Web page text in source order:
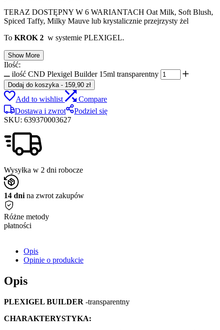
TERAZ DOSTĘPNY W 6 WARIANTACH Oat Milk, Soft Blush,
Spiced Taffy, Milky Mauve lub krystalicznie przejrzysty żel
To KROK 2 w systemie PLEXIGEL.
Show More
Ilość:
ilość CND Plexigel Builder 15ml transparentny
Dodaj do koszyka - 159,90 zł
Add to wishlist
Compare
Dostawa i zwrot
Podziel się
SKU: 639370003627
Wysyłka w 2 dni robocze
14 dni na zwrot zakupów
Różne metody
płatności
Opis
Opinie o produkcie
Opis
PLEXIGEL BUILDER -transparentny
CHARAKTERYSTYKA: